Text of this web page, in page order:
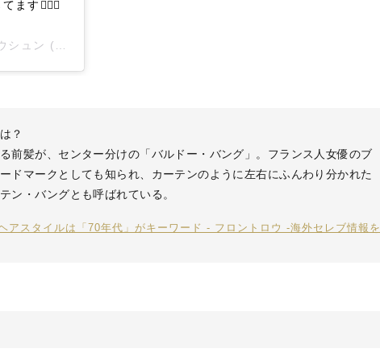
ます💇🏼‍♀️
シュン (@swt_ysn) on
？
前髪が、センター分けの「バルドー・バング」。フランス人女優のブ
ドマークとしても知られ、カーテンのように左右にふんわり分かれた
ン・バングとも呼ばれている。
アスタイルは「70年代」がキーワード - フロントロウ -海外セレブ情報を